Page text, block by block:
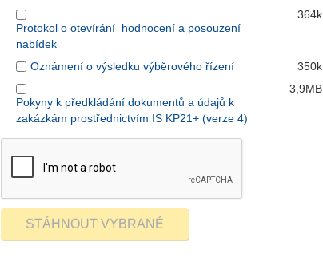
Protokol o otevírání_hodnocení a posouzení
nabídek
364k
Oznámení o výsledku výběrového řízení 350k
Pokyny k předkládání dokumentů a údajů k
zakázkám prostřednictvím IS KP21+ (verze 4)
3,9MB